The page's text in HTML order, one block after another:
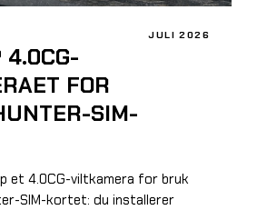
JULI 2026
4.0CG-
FOR
SIM-
et 4.0CG-viltkamera for bruk
SIM-kortet: du installerer